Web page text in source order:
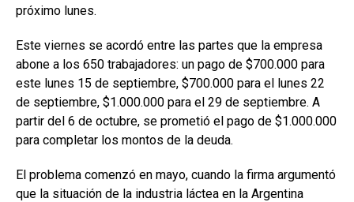
próximo lunes.
Este viernes se acordó entre las partes que la empresa
abone a los 650 trabajadores: un pago de $700.000 para
este lunes 15 de septiembre, $700.000 para el lunes 22
de septiembre, $1.000.000 para el 29 de septiembre. A
partir del 6 de octubre, se prometió el pago de $1.000.000
para completar los montos de la deuda.
El problema comenzó en mayo, cuando la firma argumentó
que la situación de la industria láctea en la Argentina